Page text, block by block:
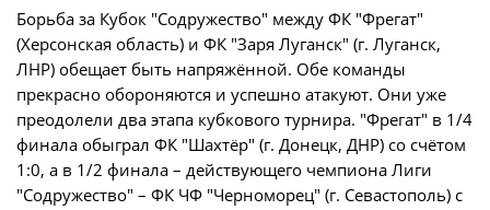
Новости
О турнире
Турнир Объединенного чемпионата по
футболу "Содружество" среди юношей
2009-2010 годов рождения (U-17)
Учредительные документы
Регламентирующие документы
Борьба за Кубок "Содружество" между ФК "Фрегат"
(Херсонская область) и ФК "Заря Луганск" (г. Луганск,
ЛНР) обещает быть напряжённой. Обе команды
прекрасно обороняются и успешно атакуют. Они уже
преодолели два этапа кубкового турнира. "Фрегат" в 1/4
финала обыграл ФК "Шахтёр" (г. Донецк, ДНР) со счётом
1:0, а в 1/2 финала – действующего чемпиона Лиги
"Содружество" – ФК ЧФ "Черноморец" (г. Севастополь) с